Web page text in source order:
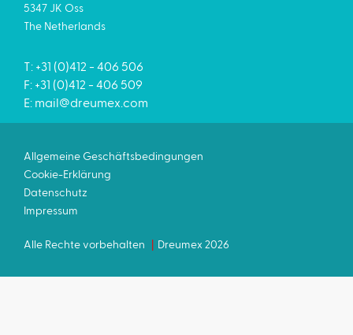
5347 JK Oss
The Netherlands
T: +31 (0)412 - 406 506
F: +31 (0)412 - 406 509
E: mail@dreumex.com
Allgemeine Geschäftsbedingungen
Cookie-Erklärung
Datenschutz
Impressum
Alle Rechte vorbehalten Dreumex 2026